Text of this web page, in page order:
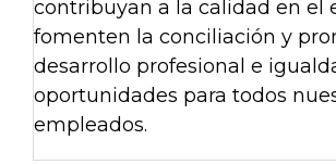
contribuyan a la calidad en el
fomenten la conciliación y
desarrollo profesional e
oportunidades para todos
empleados.